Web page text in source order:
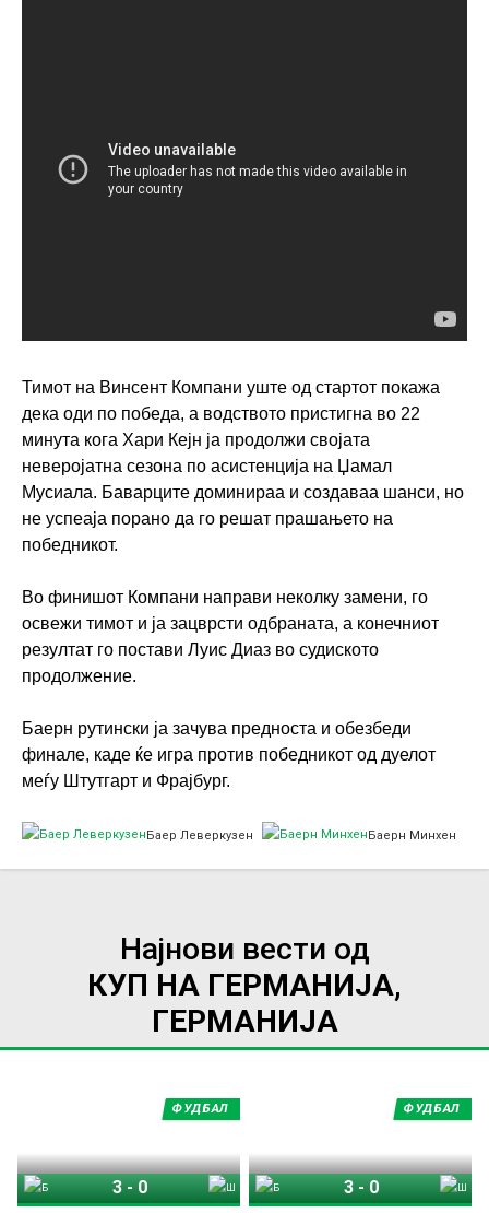
Тимот на Винсент Компани уште од стартот покажа
дека оди по победа, а водството пристигна во 22
минута кога Хари Кејн ја продолжи својата
неверојатна сезона по асистенција на Џамал
Мусиала. Баварците доминираа и создаваа шанси, но
не успеаја порано да го решат прашањето на
победникот.
Во финишот Компани направи неколку замени, го
освежи тимот и ја зацврсти одбраната, а конечниот
резултат го постави Луис Диаз во судиското
продолжение.
Баерн рутински ја зачува предноста и обезбеди
финале, каде ќе игра против победникот од дуелот
меѓу Штутгарт и Фрајбург.
Баер Леверкузен Баерн Минхен
Најнови вести од
КУП НА ГЕРМАНИЈА,
ГЕРМАНИЈА
ФУДБАЛ
3- 0
ФУДБАЛ
3 - 0